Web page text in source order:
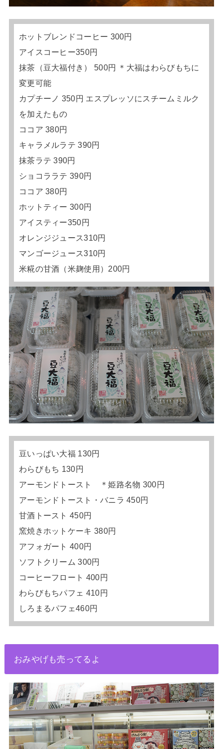
ホットブレンドコーヒー 300円
アイスコーヒー350円
抹茶（豆大福付き） 500円 ＊大福はわらびもちに
変更可能
カプチーノ 350円 エスプレッソにスチームミルク
を加えたもの
ココア 380円
キャラメルラテ 390円
抹茶ラテ 390円
ショコララテ 390円
ココア 380円
ホットティー 300円
アイスティー350円
オレンジジュース310円
マンゴージュース310円
米糀の甘酒（米麹使用）200円
豆いっぱい大福 130円
わらびもち 130円
アーモンドトースト ＊姫路名物 300円
アーモンドトースト・バニラ 450円
甘酒トースト 450円
窯焼きホットケーキ 380円
アフォガート 400円
ソフトクリーム 300円
コーヒーフロート 400円
わらびもちパフェ 410円
しろまるパフェ460円
おみやげも売ってるよ